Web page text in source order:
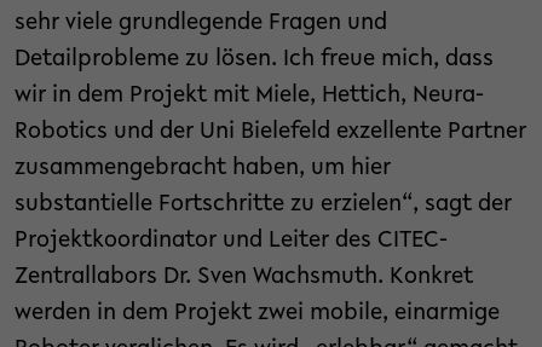
sehr viele grundlegende Fragen und
Detailprobleme zu lösen. Ich freue mich, dass
wir in dem Projekt mit Miele, Hettich, Neura-
Robotics und der Uni Bielefeld exzellente Partner
zusammengebracht haben, um hier
substantielle Fortschritte zu erzielen“, sagt der
Projektkoordinator und Leiter des CITEC-
Zentrallabors Dr. Sven Wachsmuth. Konkret
werden in dem Projekt zwei mobile, einarmige